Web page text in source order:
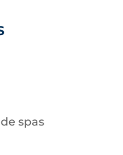
spas